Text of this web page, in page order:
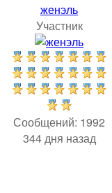
женэль
Участник
Сообщений: 1992
344 дня назад